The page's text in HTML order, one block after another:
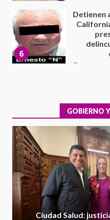
7
Sin
26 junio
1
integral
5 agosto
2
Ciudad
5 agosto
con el
GOBIERNO
Ciudad Salud: